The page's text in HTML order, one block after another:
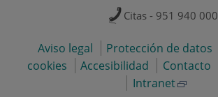
Citas - 951 940 000
Aviso legal Protección de datos
cookies
Accesibilidad Contacto
Intranet